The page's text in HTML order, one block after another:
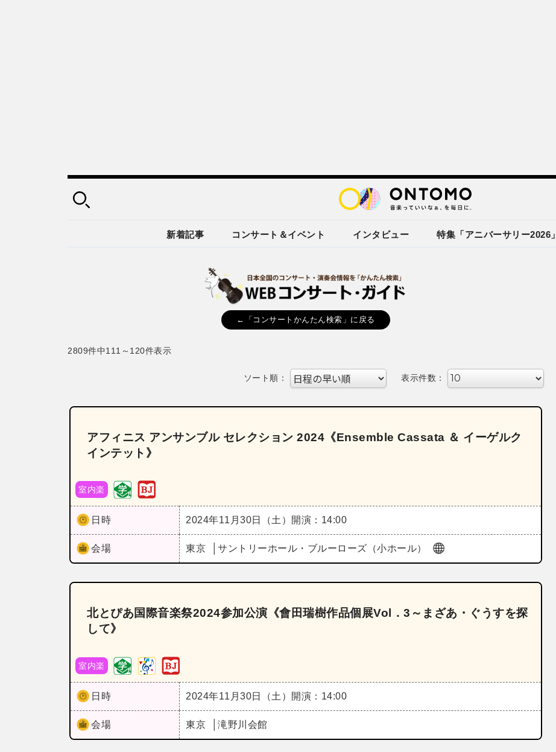
新着記事 コンサート＆イベント インタビュー 特集「アニバーサリー2026」
←「コンサートかんたん検索」に戻る
2809件中111～120件表示
ソート順： 表示件数：
アフィニス アンサンブル セレクション 2024《Ensemble Cassata ＆ イーゲルク
インテット》
室内楽
日時 2024年11月30日（土） 開演：14:00
会場 東京 サントリーホール・ブルーローズ（小ホール）
北とぴあ国際音楽祭2024参加公演《會田瑞樹作品個展Vol．3～まざあ・ぐうすを探
して》
室内楽
日時 2024年11月30日（土） 開演：14:00
会場 東京 滝野川会館